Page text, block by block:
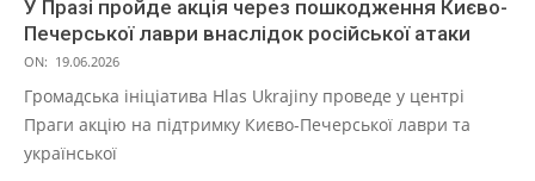
У Празі пройде акція через пошкодження Києво-
Печерської лаври внаслідок російської атаки
ON: 19.06.2026
Громадська ініціатива Hlas Ukrajiny проведе у центрі
Праги акцію на підтримку Києво-Печерської лаври та
української